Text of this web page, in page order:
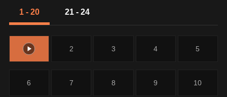
權謀，歷經陰謀動亂與生死考驗。褚瑛力翻舊案、平
1 - 20 21 - 24
1 2 3 4 5
6 7 8 9 10